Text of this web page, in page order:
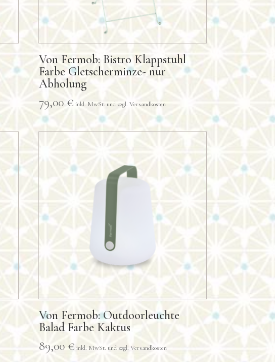
Von Fermob: Bistro Klappstuhl
Farbe Gletscherminze- nur
Abholung
79,00 €
Von Fermob: Outdoorleuchte
Balad Farbe Kaktus
89,00 €